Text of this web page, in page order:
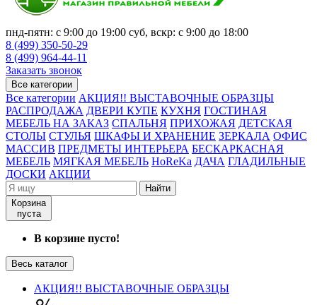
пнд-пятн: с 9:00 до 19:00 суб, вскр: с 9:00 до 18:00
8 (499) 350-50-29
8 (499) 964-44-11
Заказать звонок
Все категории
Все категории АКЦИЯ!! ВЫСТАВОЧНЫЕ ОБРАЗЦЫ
РАСПРОДАЖА ДВЕРИ КУПЕ КУХНЯ ГОСТИНАЯ
МЕБЕЛЬ НА ЗАКАЗ СПАЛЬНЯ ПРИХОЖАЯ ДЕТСКАЯ
СТОЛЫ СТУЛЬЯ ШКАФЫ И ХРАНЕНИЕ ЗЕРКАЛА ОФИС
МАССИВ ПРЕДМЕТЫ ИНТЕРЬЕРА БЕСКАРКАСНАЯ
МЕБЕЛЬ МЯГКАЯ МЕБЕЛЬ HoReKa ДАЧА ГЛАДИЛЬНЫЕ
ДОСКИ АКЦИИ
Найти
Корзина
пуста
В корзине пусто!
Весь каталог
АКЦИЯ!! ВЫСТАВОЧНЫЕ ОБРАЗЦЫ